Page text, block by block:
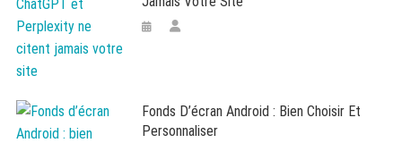
Fonds D’écran Android : Bien Choisir Et
Personnaliser